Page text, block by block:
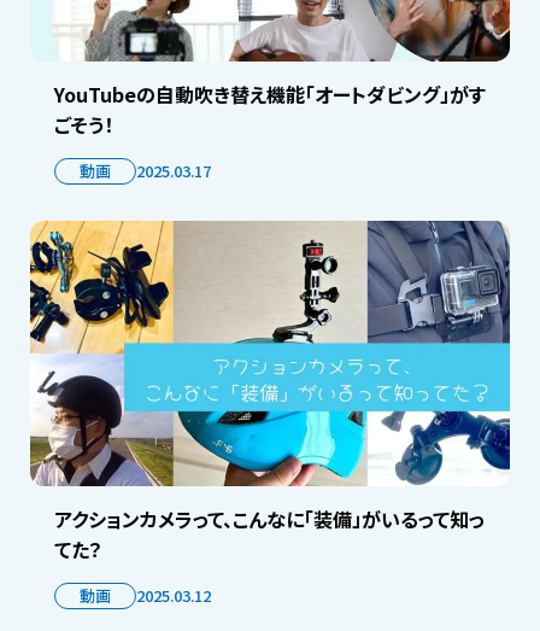
YouTubeの自動吹き替え機能「オートダビング」がす
ごそう！
動画 2025.03.17
アクションカメラって、こんなに「装備」がいるって知っ
てた？
動画 2025.03.12